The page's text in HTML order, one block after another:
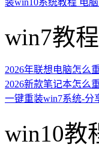
win7教程
2026年联想电脑怎么
2026新款笔记本怎么
一键重装win7系统-分
win10教